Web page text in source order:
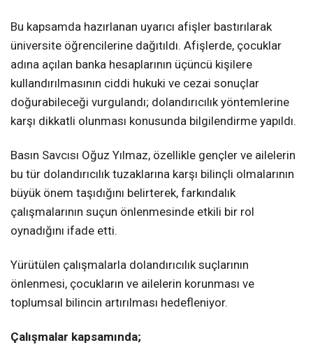
Bu kapsamda hazırlanan uyarıcı afişler bastırılarak
üniversite öğrencilerine dağıtıldı. Afişlerde, çocuklar
adına açılan banka hesaplarının üçüncü kişilere
kullandırılmasının ciddi hukuki ve cezai sonuçlar
doğurabileceği vurgulandı; dolandırıcılık yöntemlerine
karşı dikkatli olunması konusunda bilgilendirme yapıldı.
Basın Savcısı Oğuz Yılmaz, özellikle gençler ve ailelerin
bu tür dolandırıcılık tuzaklarına karşı bilinçli olmalarının
büyük önem taşıdığını belirterek, farkındalık
çalışmalarının suçun önlenmesinde etkili bir rol
oynadığını ifade etti.
Yürütülen çalışmalarla dolandırıcılık suçlarının
önlenmesi, çocukların ve ailelerin korunması ve
toplumsal bilincin artırılması hedefleniyor.
Çalışmalar kapsamında;